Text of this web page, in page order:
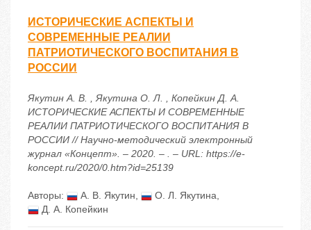
ИСТОРИЧЕСКИЕ АСПЕКТЫ И
СОВРЕМЕННЫЕ РЕАЛИИ
ПАТРИОТИЧЕСКОГО ВОСПИТАНИЯ В
РОССИИ
Якутин А. В. , Якутина О. Л. , Копейкин Д. А.
ИСТОРИЧЕСКИЕ АСПЕКТЫ И СОВРЕМЕННЫЕ
РЕАЛИИ ПАТРИОТИЧЕСКОГО ВОСПИТАНИЯ В
РОССИИ // Научно-методический электронный
журнал «Концепт». – 2020. – . – URL: https://e-
koncept.ru/2020/0.htm?id=25139
Авторы: А. В. Якутин, О. Л. Якутина,
Д. А. Копейкин